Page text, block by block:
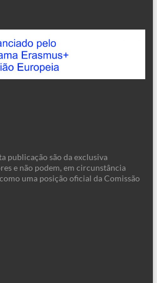
publicação são da exclusiva
e não podem, em circunstância
uma posição oficial da Comissão